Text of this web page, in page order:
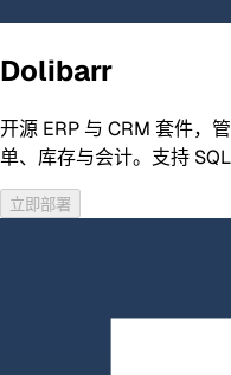
Dolibarr
开源 ERP 与 CRM 套件，
单、库存与会计。支持
立即部署